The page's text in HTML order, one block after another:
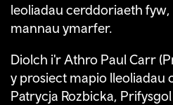
leoliadau cerddoriaeth
mannau ymarfer.
Diolch i'r Athro Paul Carr
y prosiect mapio lleoliadau
Patrycja Rozbicka,